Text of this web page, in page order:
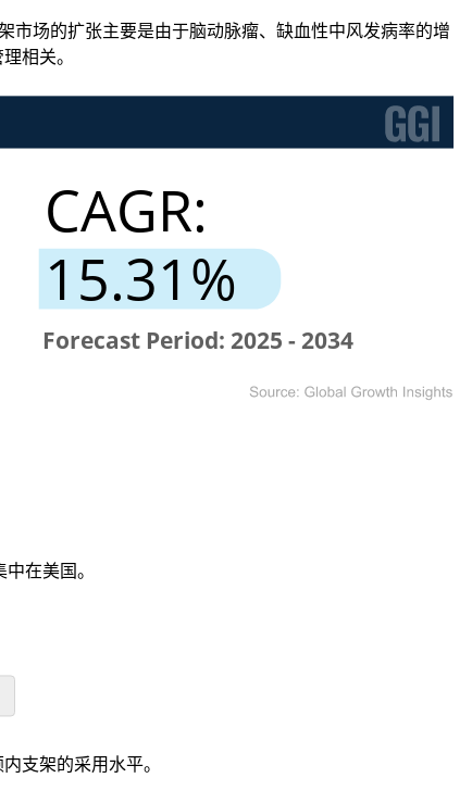
市场的扩张主要是由于脑动脉瘤、缺血性中风发病率的增
相关。
在美国。
支架的采用水平。